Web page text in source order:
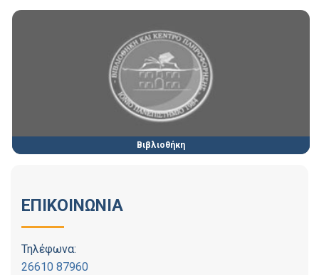
Βιβλιοθήκη
ΕΠΙΚΟΙΝΩΝΙΑ
Τηλέφωνα:
26610 87960